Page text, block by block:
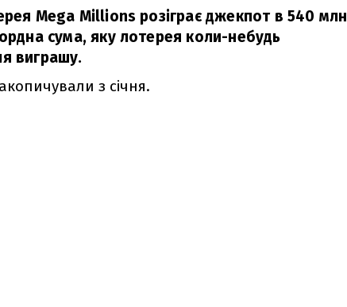
Mega Millions розіграє джекпот в 540 млн
сума, яку лотерея коли-небудь
виграшу.
з січня.